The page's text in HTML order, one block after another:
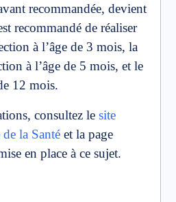
recommandée, devient
recommandé de réaliser
à l’âge de 3 mois, la
à l’âge de 5 mois, et le
12 mois.
consultez le site
la Santé et la page
en place à ce sujet.